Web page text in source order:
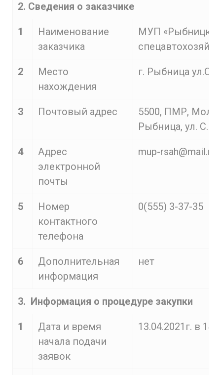
2. Сведения о заказчике
1
Наименование
заказчика
МУП
2
Место
нахождения
г. Рыбница
3 Почтовый адрес
5500, ПМР,
Рыбница, ул.
4
Адрес
электронной
почты
mup-rsah@mail.ru
5
Номер
контактного
телефона
0(555) 3-37-35
6
Дополнительная
информация
нет
3. Информация о процедуре закупки
1
Дата и время
начала подачи
заявок
13.04.2021г. в